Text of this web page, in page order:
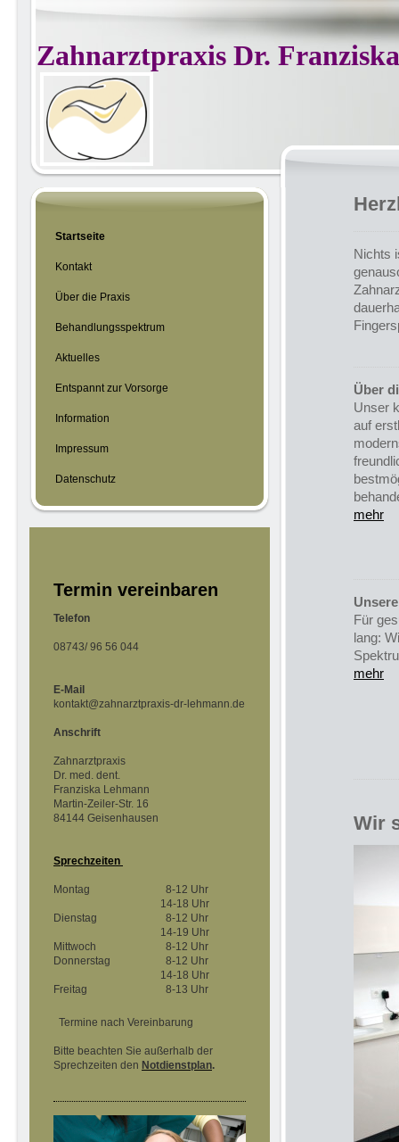
Zahnarztpraxis Dr.
Nichts
Über
Unser
auf
mehr
Für
lang:
mehr
Wir
Startseite
Kontakt
Über die Praxis
Behandlungsspektrum
Aktuelles
Entspannt zur Vorsorge
Information
Impressum
Datenschutz
Termin vereinbaren
Telefon
08743/ 96 56 044
E-Mail
kontakt@zahnarztpraxis-dr-lehmann.de
Anschrift
Zahnarztpraxis
Dr. med. dent.
Franziska Lehmann
Martin-Zeiler-Str. 16
84144 Geisenhausen
Sprechzeiten
Montag
Dienstag
Mittwoch
Donnerstag
Freitag
8-12 Uhr
14-18 Uhr
8-12 Uhr
14-19 Uhr
8-12 Uhr
8-12 Uhr
14-18 Uhr
8-13 Uhr
Termine nach Vereinbarung
Bitte beachten Sie außerhalb der
Sprechzeiten den Notdienstplan.